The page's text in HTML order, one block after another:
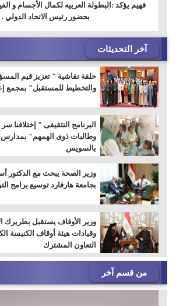
فهيم يؤكد :البطولة العربيه لكمال الأجسام و
بحضور رئيس الاتحاد الدولي .
آخر التحديثات
حلقة نقاشية " تعزيز قيم
والتخطيط للمستقبل" بمجمع
البرنامج التثقيفى " إختلافنا
وطالبات ذوى الهمهم" بمدارس
بالسويس
وزير الصحة يبحث مع الدكتور
بجامعة هارفارد توسيع برامج
وزير الأوقاف يستقبل بطريرك
وقيادات هيئة أوقاف الكنيسة
التعاون المشترك
من قسم آخر